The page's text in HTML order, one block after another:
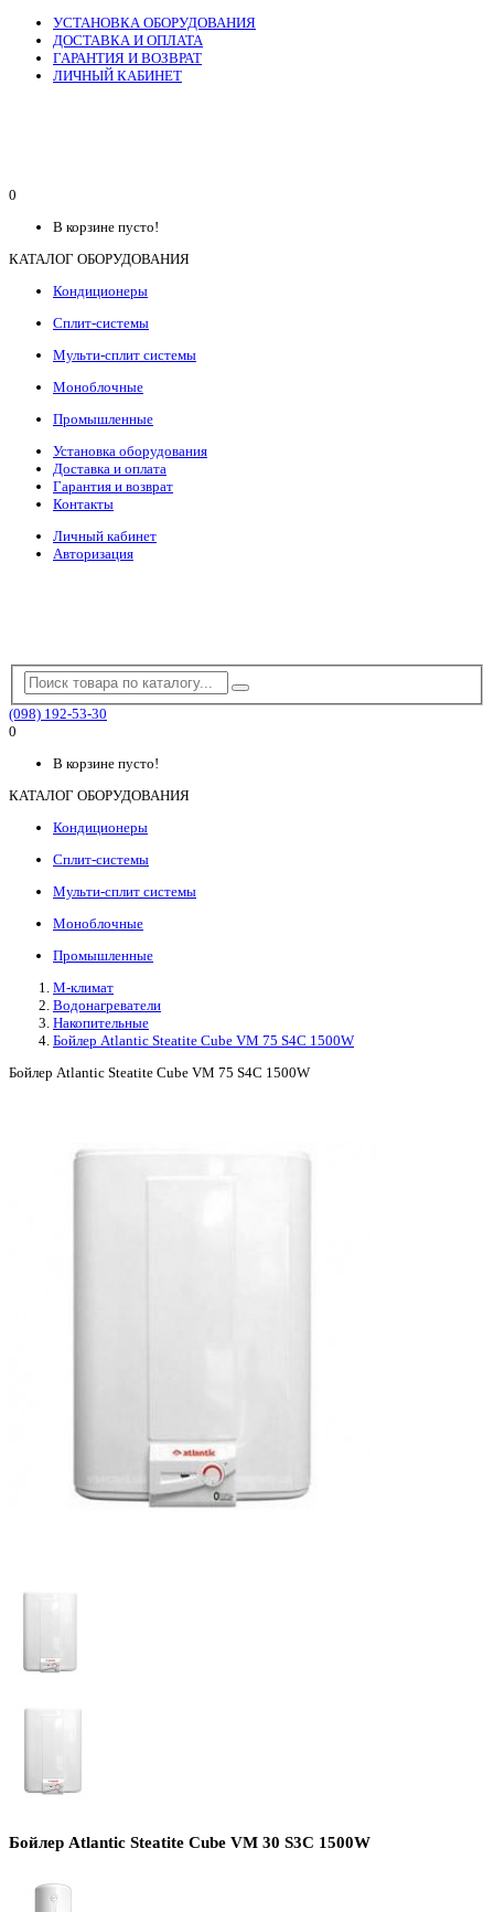
УСТАНОВКА ОБОРУДОВАНИЯ
ДОСТАВКА И ОПЛАТА
ГАРАНТИЯ И ВОЗВРАТ
ЛИЧНЫЙ КАБИНЕТ
0
В корзине пусто!
КАТАЛОГ ОБОРУДОВАНИЯ
Кондиционеры
Сплит-системы
Мульти-сплит системы
Моноблочные
Промышленные
Установка оборудования
Доставка и оплата
Гарантия и возврат
Контакты
Личный кабинет
Авторизация
(098) 192-53-30
0
В корзине пусто!
КАТАЛОГ ОБОРУДОВАНИЯ
Кондиционеры
Сплит-системы
Мульти-сплит системы
Моноблочные
Промышленные
М-климат
Водонагреватели
Накопительные
Бойлер Atlantic Steatite Cube VM 75 S4C 1500W
Бойлер Atlantic Steatite Cube VM 75 S4C 1500W
Бойлер Atlantic Steatite Cube VM 30 S3C 1500W